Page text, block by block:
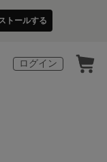
トールする
ログイン